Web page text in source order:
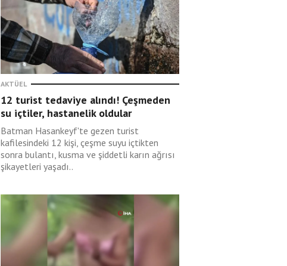
AKTÜEL
12 turist tedaviye alındı! Çeşmeden
su içtiler, hastanelik oldular
Batman Hasankeyf'te gezen turist
kafilesindeki 12 kişi, çeşme suyu içtikten
sonra bulantı, kusma ve şiddetli karın ağrısı
şikayetleri yaşadı..